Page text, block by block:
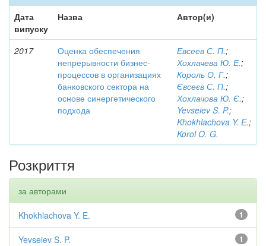
Дата
випуску
Назва Автор(и)
2017
Оценка обеспечения
непрерывности бизнес-
процессов в организациях
банковского сектора на
основе синергетического
подхода
Евсеев С. П.;
Хохлачева Ю. Е.;
Король О. Г.;
Євсеєв С. П.;
Хохлачова Ю. Є.;
Yevseiev S. P.;
Khokhlachova Y. E.;
Korol O. G.
Розкриття
за авторами
1
Khokhlachova Y. E.
1
Yevseiev S. P.